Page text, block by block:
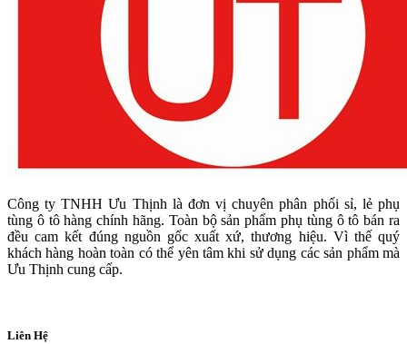
Công ty TNHH Ưu Thịnh là đơn vị chuyên phân phối sỉ, lẻ phụ
tùng ô tô hàng chính hãng. Toàn bộ sản phẩm phụ tùng ô tô bán ra
đều cam kết đúng nguồn gốc xuất xứ, thương hiệu. Vì thế quý
khách hàng hoàn toàn có thể yên tâm khi sử dụng các sản phẩm mà
Ưu Thịnh cung cấp.
Liên Hệ